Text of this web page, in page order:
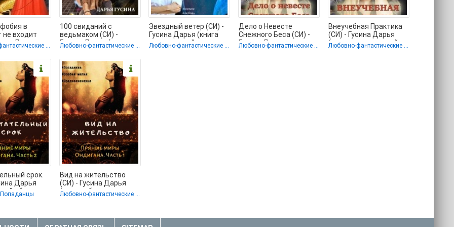
в
не входит
Дарья
Любовно-фантастические романы
100 свиданий с
ведьмаком (СИ) -
Гусина Дарья (книги
без регистрации
полные
Любовно-фантастические романы
Звездный ветер (СИ) -
Гусина Дарья (книга
читать онлайн
бесплатно без
Любовно-фантастические романы
Дело о Невесте
Снежного Беса (СИ) -
Гусина Дарья
(бесплатные полные
Любовно-фантастические романы
Внеучебная Практика
(СИ) - Гусина Дарья
(читаем книги онлайн
без регистрации
Любовно-фантастические романы
срок.
Дарья
без
Вид на жительство
(СИ) - Гусина Дарья
(читать бесплатно
книги без сокращений
Любовно-фантастические романы